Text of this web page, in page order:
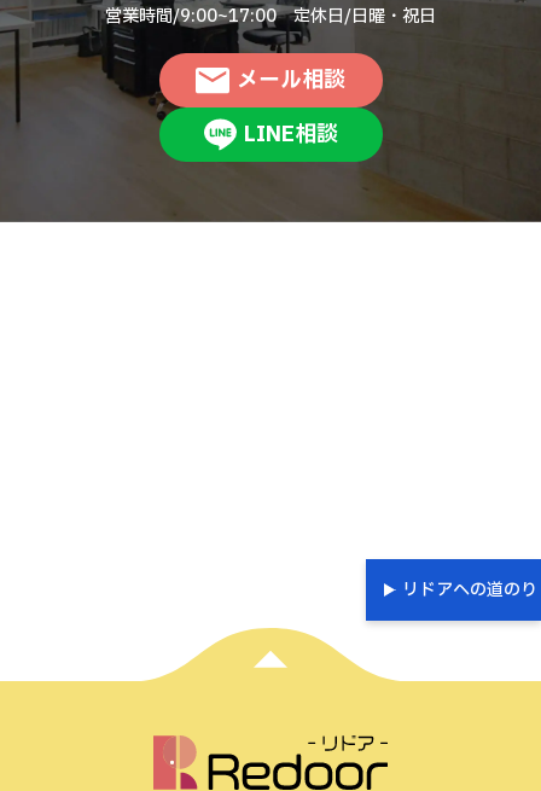
営業時間/9:00~17:00 定休日/日曜・祝日
メール相談
LINE相談
リドアへの道のり